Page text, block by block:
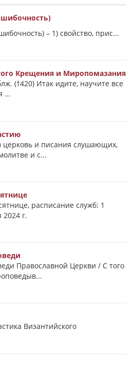
– 1) свойство, прис...
Крещения и Миропомазания
(†420) Итак идите, научите все
...
церковь и писания слушающих,
и с...
расписание служб: 1
2024 г.
Православной Церкви / С того
Византийского